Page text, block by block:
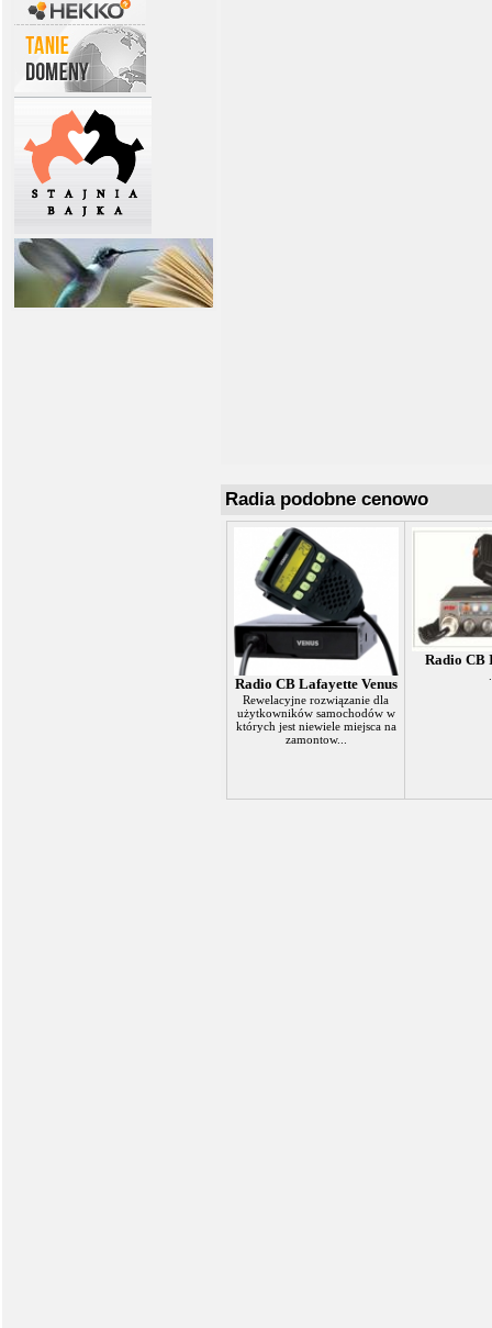
Radia podobne cenowo
Radio CB Lafayette Venus
Rewelacyjne rozwiązanie dla
użytkowników samochodów w
których jest niewiele miejsca na
zamontow...
Radio CB